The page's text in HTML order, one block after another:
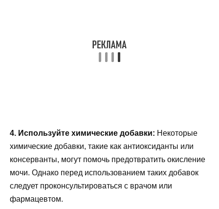
4. Используйте химические добавки: Некоторые
химические добавки, такие как антиоксиданты или
консерванты, могут помочь предотвратить окисление
мочи. Однако перед использованием таких добавок
следует проконсультироваться с врачом или
фармацевтом.